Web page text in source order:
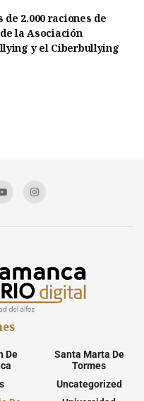
2.000 raciones de
la Asociación
y el Ciberbullying
De
Santa Marta De
Tormes
Uncategorized